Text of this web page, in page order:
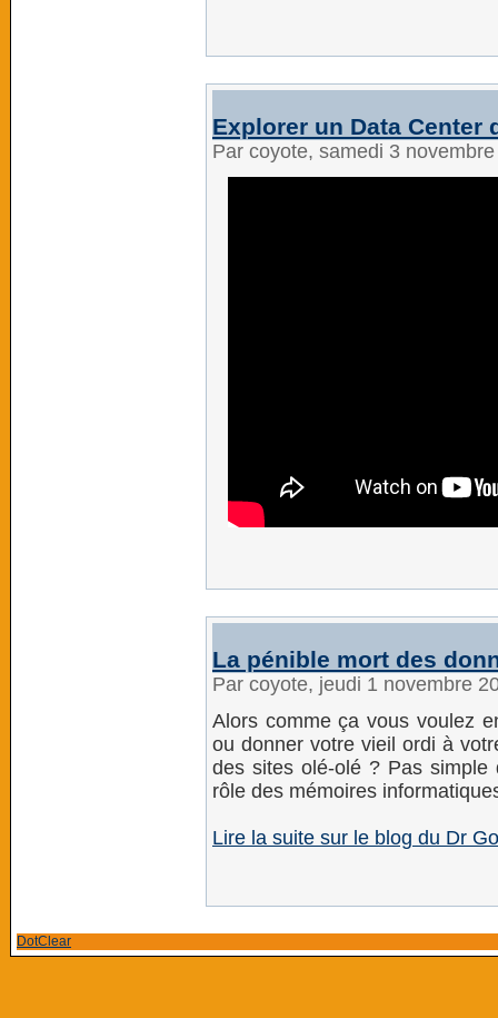
Explorer un Data Center
Par coyote, samedi 3
La pénible mort des
Par coyote, jeudi 1 novembre
Alors comme ça vous voulez
ou donner votre vieil ordi à
des sites olé-olé ? Pas
rôle des mémoires
Lire la suite sur le blog du Dr
DotClear